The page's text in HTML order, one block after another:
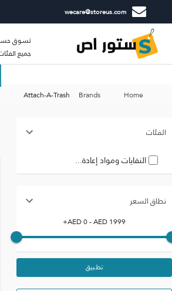
wecare@storeus.com
تسوق
جميع
Home
Brands
Attach-A-Trash
الفئات
النفايات ومواد إعادة...
نطاق السعر
AED0- AED1999
+
تطبيق